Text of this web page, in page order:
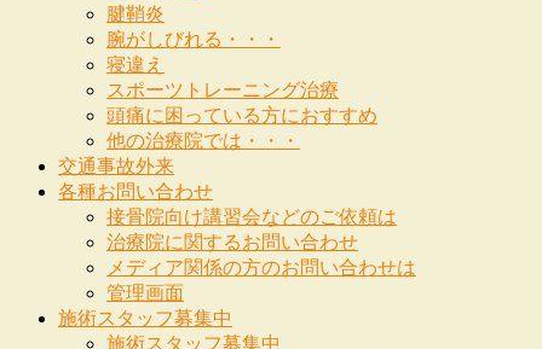
腱鞘炎
腕がしびれる・・・
寝違え
スポーツトレーニング治療
頭痛に困っている方におすすめ
他の治療院では・・・
交通事故外来
各種お問い合わせ
接骨院向け講習会などのご依頼は
治療院に関するお問い合わせ
メディア関係の方のお問い合わせは
管理画面
施術スタッフ募集中
施術スタッフ募集中